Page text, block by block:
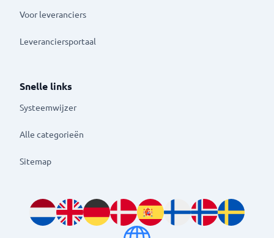
Voor leveranciers
Leveranciersportaal
Snelle links
Systeemwijzer
Alle categorieën
Sitemap